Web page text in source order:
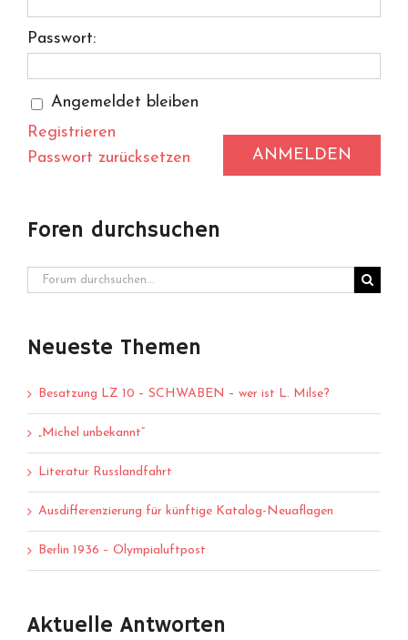
Passwort:
Angemeldet bleiben
ANMELDEN
Registrieren
Passwort zurücksetzen
Foren durchsuchen
Neueste Themen
Besatzung LZ 10 – SCHWABEN – wer ist L. Milse?
„Michel unbekannt“
Literatur Russlandfahrt
Ausdifferenzierung für künftige Katalog-Neuaflagen
Berlin 1936 – Olympialuftpost
Aktuelle Antworten